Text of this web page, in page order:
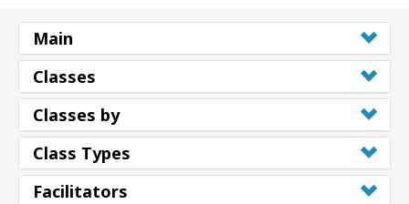
Main
Classes
Classes by
Class Types
Facilitators